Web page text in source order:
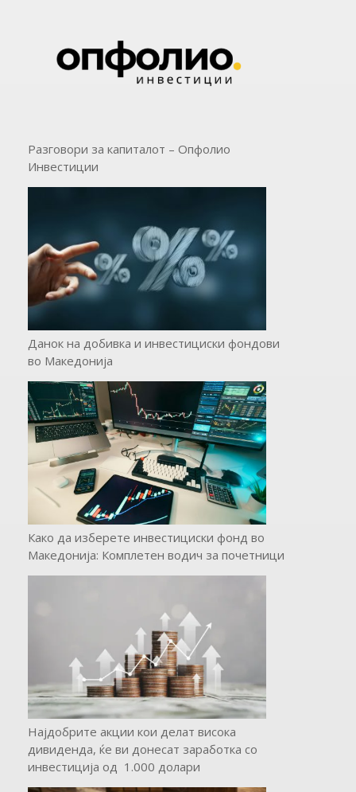
Разговори за капиталот – Опфолио
Инвестиции
Данок на добивка и инвестициски фондови
во Македонија
Како да изберете инвестициски фонд во
Македонија: Комплетен водич за почетници
Најдобрите акции кои делат висока
дивиденда, ќе ви донесат заработка со
инвестиција од 1.000 долари